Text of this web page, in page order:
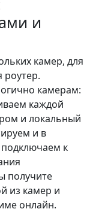
и
камер, для
роутер.
камерам:
каждой
и локальный
и в
к
получите
из камер и
онлайн.